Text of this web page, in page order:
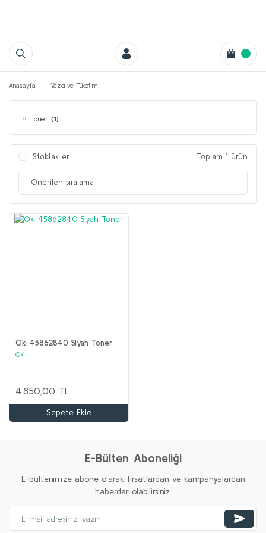
Anasayfa Yazıcı ve Tüketim
Toner (1)
Stoktakiler Toplam 1 ürün
Oki 45862840 Siyah Toner
Oki
4.850,00 TL
Sepete Ekle
E-Bülten Aboneliği
E-bültenimize abone olarak fırsatlardan ve kampanyalardan
haberdar olabilirsiniz.